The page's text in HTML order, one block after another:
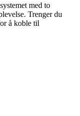
med to
Trenger du
å koble til